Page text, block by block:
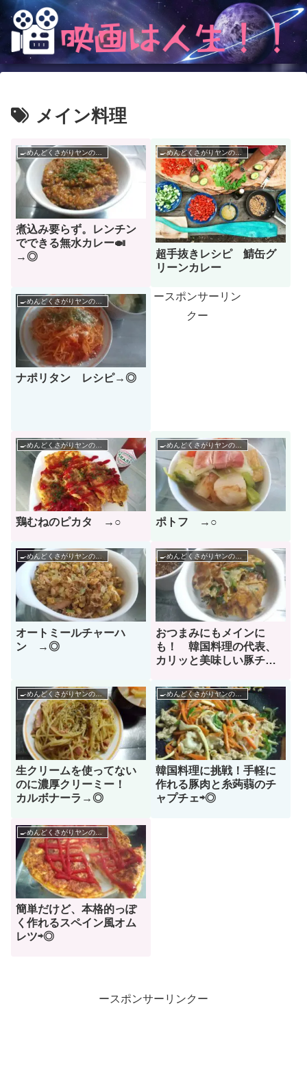
メイン料理
煮込み要らず。レンチン
でできる無水カレー🍛
→◎
🍳めんどくさがりヤンのレシピ帳🌶
超手抜きレシピ 鯖缶グ
リーンカレー
🍳めんどくさがりヤンのレシピ帳🌶
ナポリタン レシピ→◎
ースポンサーリン
クー
鶏むねのピカタ →○ ポトフ →○
オートミールチャーハ
ン →◎
おつまみにもメインに
も！ 韓国料理の代表、
カリッと美味しい豚チヂ
🍳めんどくさがりヤンのレシピ帳🌶
生クリームを使ってない
のに濃厚クリーミー！
カルボナーラ→◎
🍳めんどくさがりヤンのレシピ帳🌶
韓国料理に挑戦！手軽に
作れる豚肉と糸蒟蒻のチ
ャプチェ⇨◎
🍳めんどくさがりヤンのレシピ帳🌶
簡単だけど、本格的っぽ
く作れるスペイン風オム
レツ⇨◎
ースポンサーリンクー